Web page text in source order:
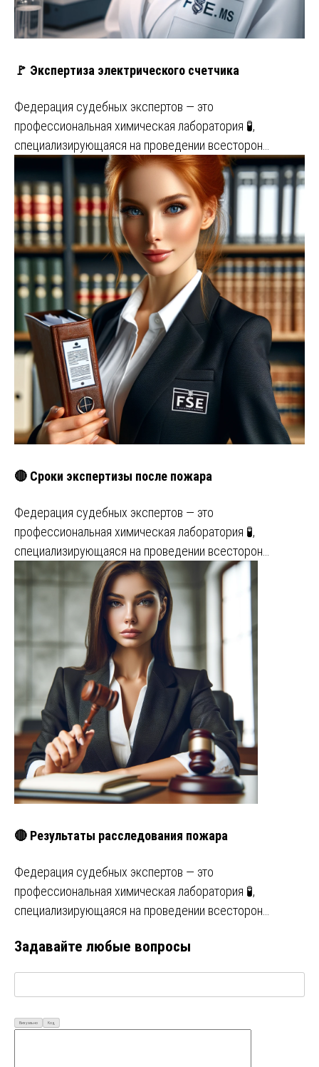
🚩 Экспертиза электрического счетчика
Федерация судебных экспертов — это
профессиональная химическая лаборатория 🧪,
специализирующаяся на проведении всесторон…
🔴 Сроки экспертизы после пожара
Федерация судебных экспертов — это
профессиональная химическая лаборатория 🧪,
специализирующаяся на проведении всесторон…
🔴 Результаты расследования пожара
Федерация судебных экспертов — это
профессиональная химическая лаборатория 🧪,
специализирующаяся на проведении всесторон…
Задавайте любые вопросы
Визуально Код